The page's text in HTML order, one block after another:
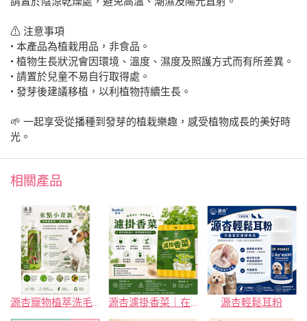
⚠ 注意事項
• 本產品為植栽用品，非食品。
• 植物生長狀況會因環境、溫度、濕度及照護方式而有所差異。
• 請置於兒童不易自行取得處。
• 發芽後建議移植，以利植物持續生長。
🌱 一起享受從播種到發芽的植栽樂趣，感受植物成長的美好時
光。
相關產品
源杏寵物植萃洗毛精-來點小青新 源杏濾掛香菜｜在家輕鬆種植新鮮香菜 源杏輕鬆耳粉